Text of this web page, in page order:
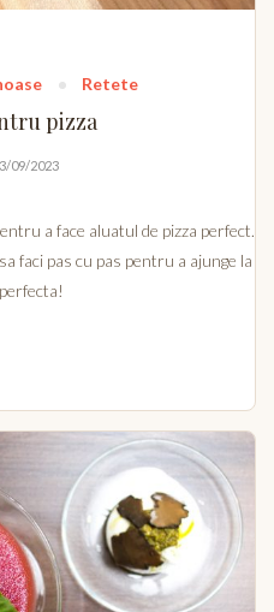
Retete
pizza
09/2023
a face aluatul de pizza perfect.
faci pas cu pas pentru a ajunge la